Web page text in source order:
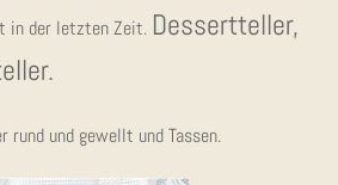
in der letz­ten Zeit. Des­sert­tel­ler,
rund und gewellt und Tassen.